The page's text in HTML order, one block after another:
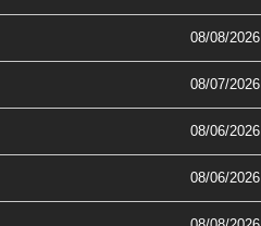
08/08/2026
08/07/2026
08/06/2026
08/06/2026